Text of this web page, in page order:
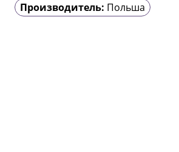
Производитель: Польша